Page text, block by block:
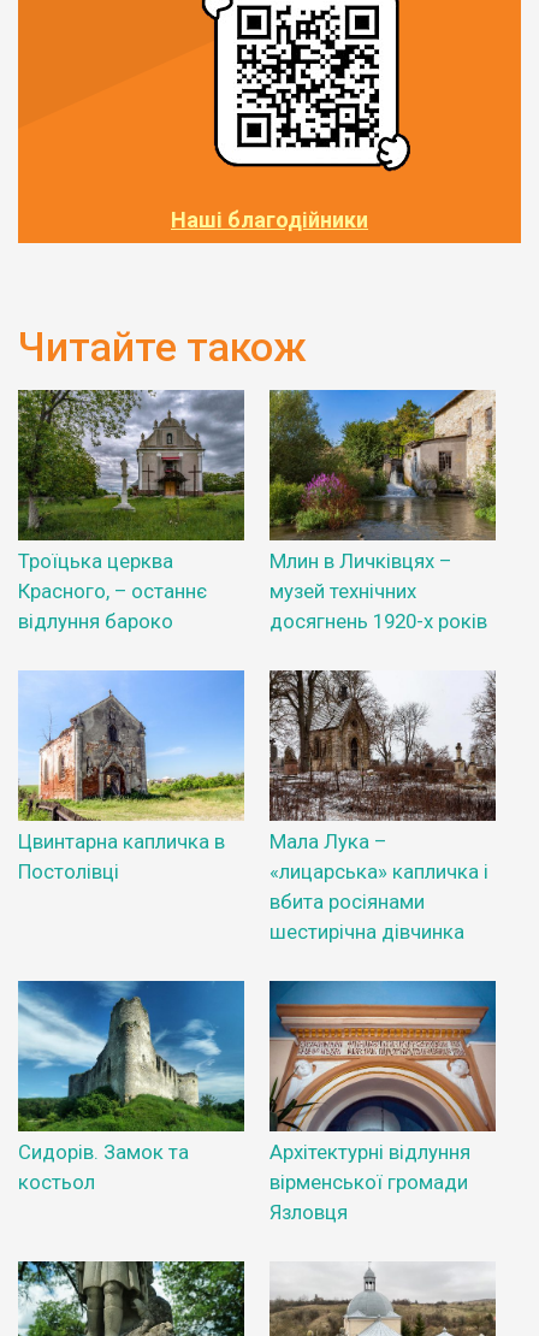
Наші благодійники
Читайте також
Троїцька церква
Красного, – останнє
відлуння бароко
Млин в Личківцях –
музей технічних
досягнень 1920-х років
Цвинтарна капличка в
Постолівці
Мала Лука –
«лицарська» капличка і
вбита росіянами
шестирічна дівчинка
Сидорів. Замок та
костьол
Архітектурні відлуння
вірменської громади
Язловця